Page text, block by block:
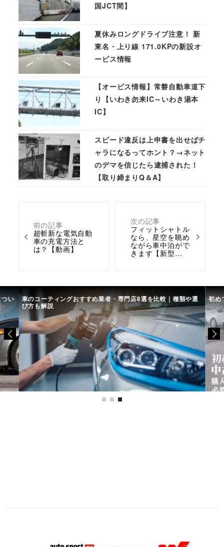
前の記事
超斬新な電気自動
車の充電方法と
は？【動画】
次の記事
フィットシャトル
なら、星空を眺め
ながら車中泊がで
きます【新型…
国JCT間】
夏休みロングドライブ注意！ 新
東名・上り線 171.0KPの新設オ
ービス情報
【オービス情報】常磐自動車道下
り【いわき勿来IC～いわき湯本
IC】
スピード違反は上申書を出せばチ
ャラになるってホント？→ネット
のデマを信じたら逮捕された！
【取り締まりQ＆A】
い 車のコーティングおすすめ業者・専門店8選を比較｜種類や選
び方も解説
初め